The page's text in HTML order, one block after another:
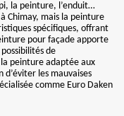
la peinture, l’enduit…
Chimay, mais la peinture
spécifiques, offrant
pour façade apporte
de
peinture adaptée aux
les mauvaises
comme Euro Daken